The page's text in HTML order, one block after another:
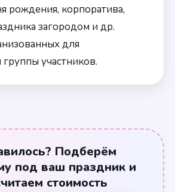
рождения, корпоратива,
загородом и др.
для
участников.
Подберём
под ваш праздник и
стоимость